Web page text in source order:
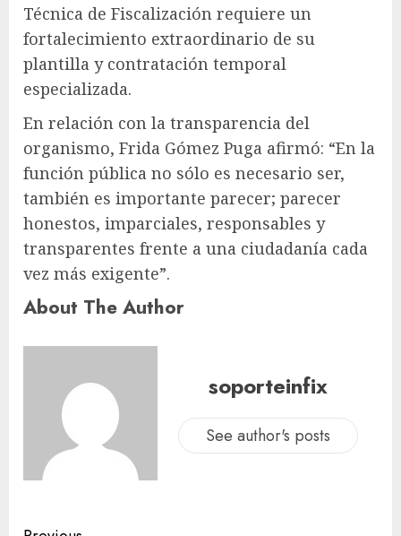
Técnica de Fiscalización requiere un
fortalecimiento extraordinario de su
plantilla y contratación temporal
especializada.
En relación con la transparencia del
organismo, Frida Gómez Puga afirmó: “En la
función pública no sólo es necesario ser,
también es importante parecer; parecer
honestos, imparciales, responsables y
transparentes frente a una ciudadanía cada
vez más exigente”.
About The Author
soporteinfix
See author's posts